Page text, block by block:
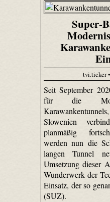
Super-
tvi.ticker
Seit September
für die
Slowenien
planmäßig
werden nun die
langen Tunnel
Umsetzung dieser
Wunderwerk der
Einsatz, der so
(SUZ).